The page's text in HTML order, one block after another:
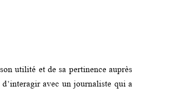
utilité et de sa pertinence auprès
avec un journaliste qui a